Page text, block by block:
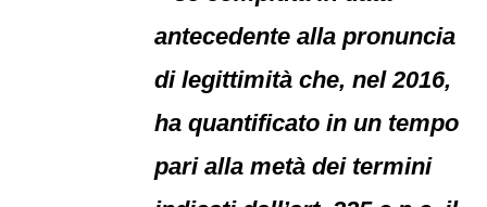
antecedente alla pronuncia
di legittimità che, nel 2016,
ha quantificato in un tempo
pari alla metà dei termini